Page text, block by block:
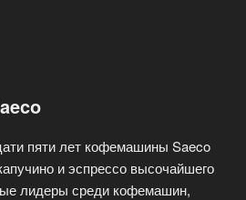
пяти лет кофемашины Saeco
и эспрессо высочайшего
лидеры среди кофемашин,